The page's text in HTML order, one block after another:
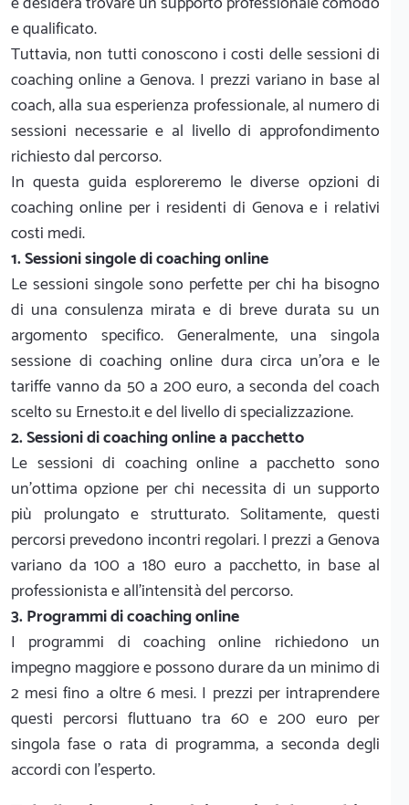
e qualificato.
Tuttavia, non tutti conoscono i costi delle sessioni di
coaching online a Genova. I prezzi variano in base al
coach, alla sua esperienza professionale, al numero di
sessioni necessarie e al livello di approfondimento
richiesto dal percorso.
In questa guida esploreremo le diverse opzioni di
coaching online per i residenti di Genova e i relativi
costi medi.
1. Sessioni singole di coaching online
Le sessioni singole sono perfette per chi ha bisogno
di una consulenza mirata e di breve durata su un
argomento specifico. Generalmente, una singola
sessione di coaching online dura circa un'ora e le
tariffe vanno da 50 a 200 euro, a seconda del coach
scelto su Ernesto.it e del livello di specializzazione.
2. Sessioni di coaching online a pacchetto
Le sessioni di coaching online a pacchetto sono
un'ottima opzione per chi necessita di un supporto
più prolungato e strutturato. Solitamente, questi
percorsi prevedono incontri regolari. I prezzi a Genova
variano da 100 a 180 euro a pacchetto, in base al
professionista e all'intensità del percorso.
3. Programmi di coaching online
I programmi di coaching online richiedono un
impegno maggiore e possono durare da un minimo di
2 mesi fino a oltre 6 mesi. I prezzi per intraprendere
questi percorsi fluttuano tra 60 e 200 euro per
singola fase o rata di programma, a seconda degli
accordi con l'esperto.